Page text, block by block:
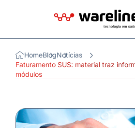
HomeBlogNotícias
Faturamento SUS: material traz
módulos